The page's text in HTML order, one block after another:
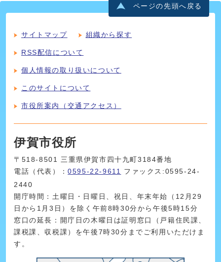
ページの先頭へ戻る
サイトマップ 組織から探す
RSS配信について
個人情報の取り扱いについて
このサイトについて
市役所案内（交通アクセス）
伊賀市役所
〒518-8501 三重県伊賀市四十九町3184番地
電話（代表）：0595-22-9611 ファックス:0595-24-
2440
開庁時間：土曜日・日曜日、祝日、年末年始（12月29
日から1月3日）を除く午前8時30分から午後5時15分
窓口の延長：開庁日の木曜日は証明窓口（戸籍住民課、
課税課、収税課）を午後7時30分までご利用いただけま
す。